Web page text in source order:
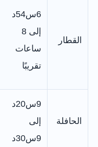
القطار
6س54د
إلى 8
ساعات
تقريبًا
الحافلة
9س20د
إلى
9س30د